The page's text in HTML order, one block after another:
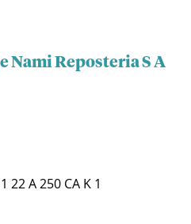
Nami Reposteria S A
22 A 250 CA K 1